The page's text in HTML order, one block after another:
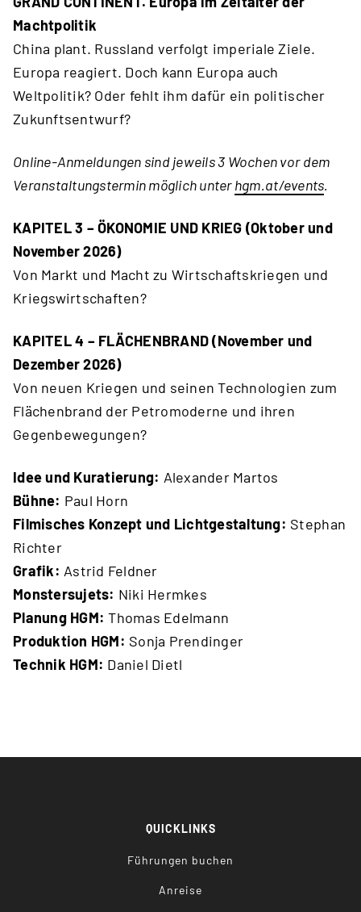
Machtpolitik
China plant. Russland verfolgt imperiale Ziele.
Europa reagiert. Doch kann Europa auch
Weltpolitik? Oder fehlt ihm dafür ein politischer
Zukunftsentwurf?
Online-Anmeldungen sind jeweils 3 Wochen vor dem
Veranstaltungstermin möglich unterhgm.at/events.
KAPITEL 3 – ÖKONOMIE UND KRIEG (Oktober und
November 2026)
Von Markt und Macht zu Wirtschaftskriegen und
Kriegswirtschaften?
KAPITEL 4 – FLÄCHENBRAND (November und
Dezember 2026)
Von neuen Kriegen und seinen Technologien zum
Flächenbrand der Petromoderne und ihren
Gegenbewegungen?
Idee und Kuratierung: Alexander Martos
Bühne: Paul Horn
Filmisches Konzept und Lichtgestaltung: Stephan
Richter
Grafik: Astrid Feldner
Monstersujets: Niki Hermkes
Planung HGM: Thomas Edelmann
Produktion HGM: Sonja Prendinger
Technik HGM: Daniel Dietl
QUICKLINKS
Führungen buchen
Anreise